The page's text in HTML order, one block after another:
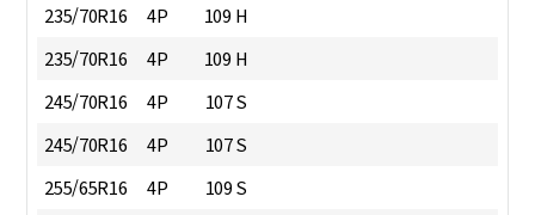
235/70R16
4P
109 H
235/70R16
4P
109 H
245/70R16
4P
107 S
245/70R16
4P
107 S
255/65R16
4P
109 S